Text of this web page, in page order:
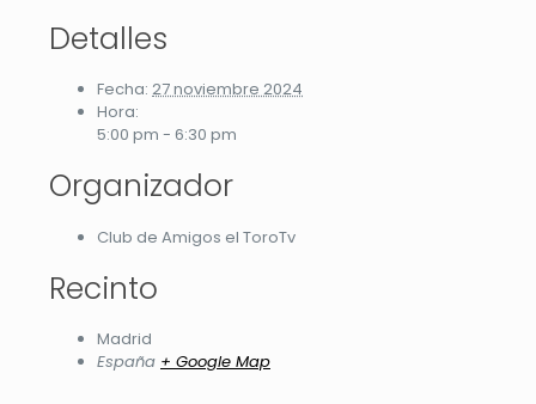
Detalles
Fecha: 27 noviembre 2024
Hora:
5:00 pm - 6:30 pm
Organizador
Club de Amigos el ToroTv
Recinto
Madrid
España + Google Map